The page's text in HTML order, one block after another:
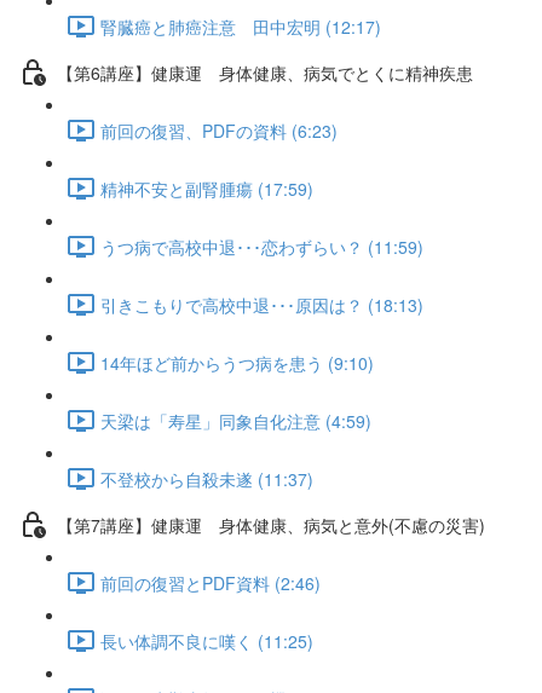
腎臓癌と肺癌注意 田中宏明 (12:17)
【第6講座】健康運 身体健康、病気でとくに精神疾患
前回の復習、PDFの資料 (6:23)
精神不安と副腎腫瘍 (17:59)
うつ病で高校中退･･･恋わずらい？ (11:59)
引きこもりで高校中退･･･原因は？ (18:13)
14年ほど前からうつ病を患う (9:10)
天梁は「寿星」同象自化注意 (4:59)
不登校から自殺未遂 (11:37)
【第7講座】健康運 身体健康、病気と意外(不慮の災害)
前回の復習とPDF資料 (2:46)
長い体調不良に嘆く (11:25)